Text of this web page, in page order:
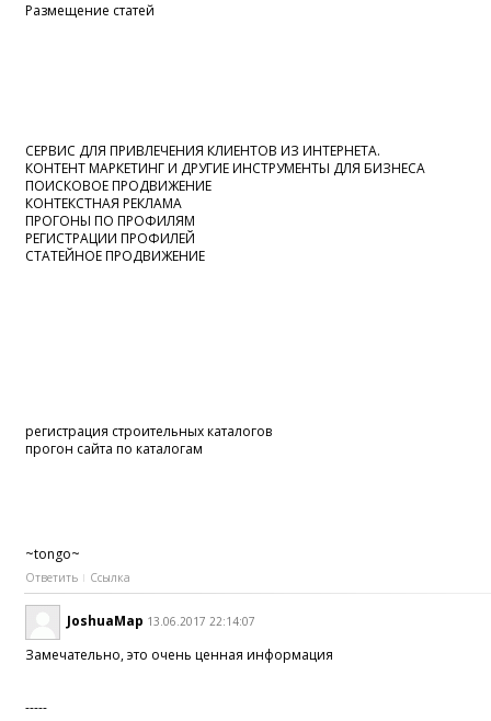
Размещение статей
СЕРВИС ДЛЯ ПРИВЛЕЧЕНИЯ КЛИЕНТОВ ИЗ ИНТЕРНЕТА.
КОНТЕНТ МАРКЕТИНГ И ДРУГИЕ ИНСТРУМЕНТЫ ДЛЯ БИЗНЕСА
ПОИСКОВОЕ ПРОДВИЖЕНИЕ
КОНТЕКСТНАЯ РЕКЛАМА
ПРОГОНЫ ПО ПРОФИЛЯМ
РЕГИСТРАЦИИ ПРОФИЛЕЙ
СТАТЕЙНОЕ ПРОДВИЖЕНИЕ
регистрация строительных каталогов
прогон сайта по каталогам
~tongo~
Ответить Ссылка
JoshuaMap 13.06.2017 22:14:07
Замечательно, это очень ценная информация
-----